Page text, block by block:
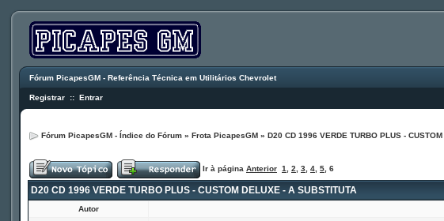
Fórum PicapesGM - Referência Técnica em Utilitários Chevrolet
Registrar :: Entrar
Fórum PicapesGM - Índice do Fórum » Frota PicapesGM » D20 CD 1996 VERDE TURBO PLUS -
Ir à página Anterior 1 2 3 4 5 6
D20 CD 1996 VERDE TURBO PLUS - CUSTOM DELUXE - A SUBSTITUTA
Autor